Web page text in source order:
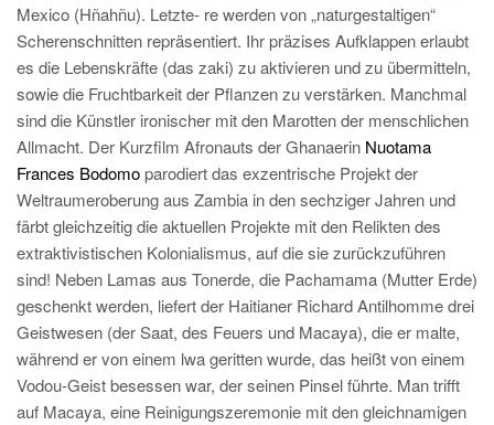
Mexico (Hñahñu). Letzte- re werden von „naturgestaltigen“
Scherenschnitten repräsentiert. Ihr präzises Aufklappen erlaubt
es die Lebenskräfte (das zaki) zu aktivieren und zu übermitteln,
sowie die Fruchtbarkeit der Pflanzen zu verstärken. Manchmal
sind die Künstler ironischer mit den Marotten der menschlichen
Allmacht. Der Kurzfilm Afronauts der Ghanaerin Nuotama
Frances Bodomoparodiert das exzentrische Projekt der
Weltraumeroberung aus Zambia in den sechziger Jahren und
färbt gleichzeitig die aktuellen Projekte mit den Relikten des
extraktivistischen Kolonialismus, auf die sie zurückzuführen
sind! Neben Lamas aus Tonerde, die Pachamama (Mutter Erde)
geschenkt werden, liefert der Haitianer Richard Antilhomme drei
Geistwesen (der Saat, des Feuers und Macaya), die er malte,
während er von einem lwa geritten wurde, das heißt von einem
Vodou-Geist besessen war, der seinen Pinsel führte. Man trifft
auf Macaya, eine Reinigungszeremonie mit den gleichnamigen